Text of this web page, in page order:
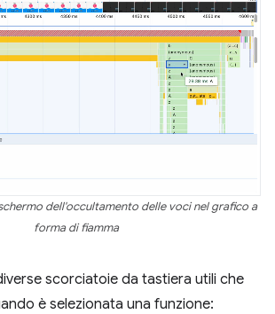
dell'occultamento delle voci nel grafico a
forma di fiamma
scorciatoie da tastiera utili che
è selezionata una funzione: